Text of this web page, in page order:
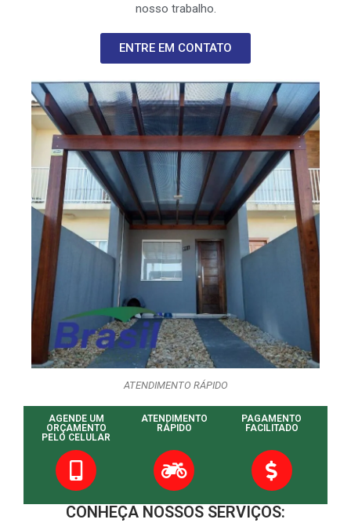
nosso trabalho.
ENTRE EM CONTATO
ATENDIMENTO RÁPIDO
AGENDE UM
ORÇAMENTO
PELO CELULAR
ATENDIMENTO
RÁPIDO
PAGAMENTO
FACILITADO
CONHEÇA NOSSOS SERVIÇOS: